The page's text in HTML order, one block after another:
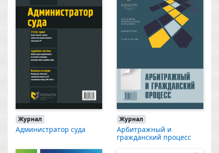
Журнал
Администратор суда
Журнал
Арбитражный и
гражданский процесс